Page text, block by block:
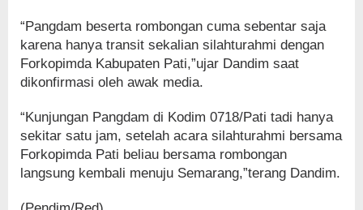
“Pangdam beserta rombongan cuma sebentar saja
karena hanya transit sekalian silahturahmi dengan
Forkopimda Kabupaten Pati,”ujar Dandim saat
dikonfirmasi oleh awak media.
“Kunjungan Pangdam di Kodim 0718/Pati tadi hanya
sekitar satu jam, setelah acara silahturahmi bersama
Forkopimda Pati beliau bersama rombongan
langsung kembali menuju Semarang,”terang Dandim.